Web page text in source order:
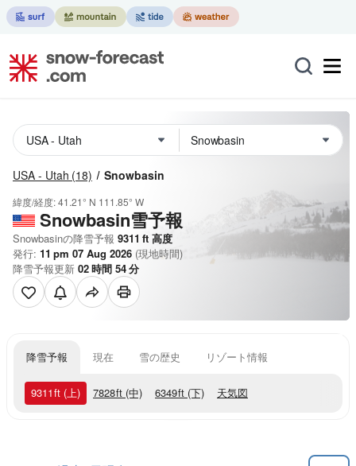
USA - Utah (18) Snowbasin
緯度/経度:41.21° N 111.85° W
Snowbasin雪予報
Snowbasinの降雪予報 9311 ft 高度
発行: 11 pm 07 Aug 2026 (現地時間)
降雪予報更新 02時間 54分
降雪予報 現在 雪の歴史 リゾート情報
9311ft (上) 7828ft (中) 6349ft (下) 天気図